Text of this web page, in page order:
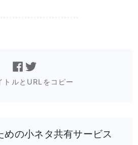
トルとURLをコピー
めの小ネタ共有サービス